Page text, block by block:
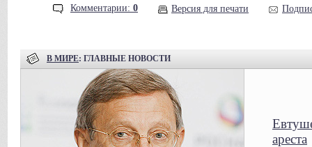
Комментарии: 0 Версия для печати
В МИРЕ: ГЛАВНЫЕ НОВОСТИ
ареста